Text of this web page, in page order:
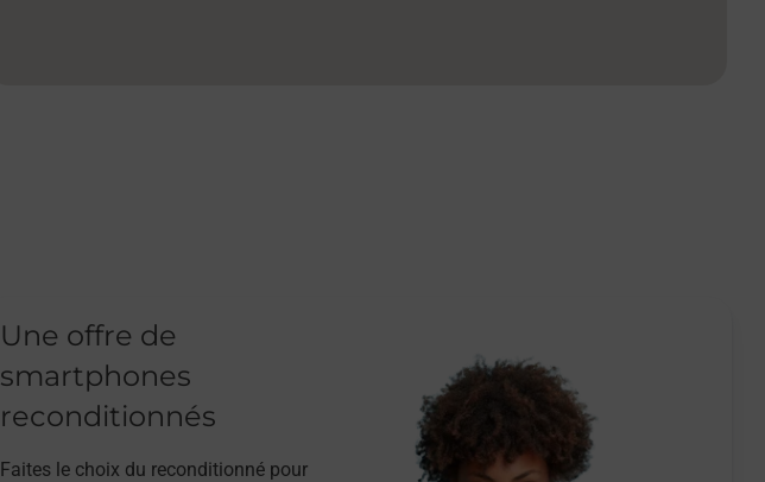
Une offre de
smartphones
reconditionnés
Faites le choix du reconditionné pour